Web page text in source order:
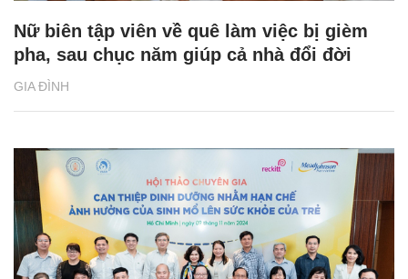
GIA ĐÌNH
Nữ biên tập viên về quê làm việc bị gièm
pha, sau chục năm giúp cả nhà đổi đời